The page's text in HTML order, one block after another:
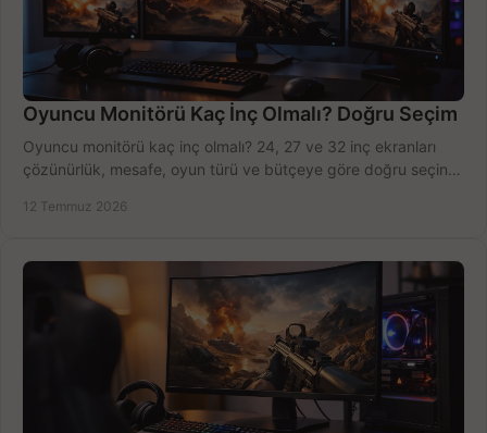
Oyuncu Monitörü Kaç İnç Olmalı? Doğru Seçim
Oyuncu monitörü kaç inç olmalı? 24, 27 ve 32 inç ekranları
çözünürlük, mesafe, oyun türü ve bütçeye göre doğru seçin,
12 Temmuz 2026